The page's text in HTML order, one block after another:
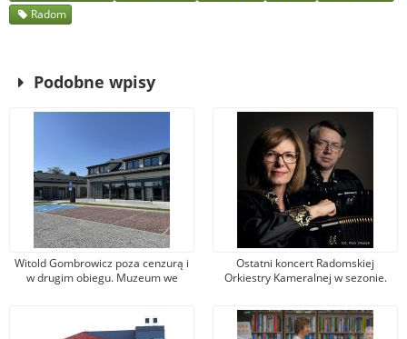
Radom
Podobne wpisy
Witold Gombrowicz poza cenzurą i
w drugim obiegu. Muzeum we
Ostatni koncert Radomskiej
Orkiestry Kameralnej w sezonie.
Astor Piazzolla